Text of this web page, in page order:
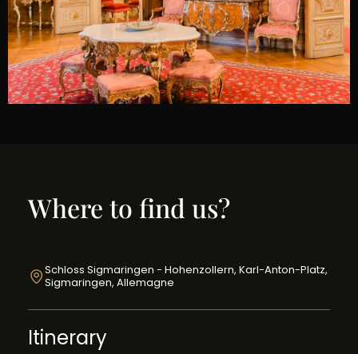
Where to find us?
Schloss Sigmaringen - Hohenzollern, Karl-Anton-Platz,
Sigmaringen, Allemagne
Itinerary